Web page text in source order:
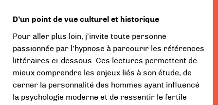
D’un point de vue culturel et historique
Pour aller plus loin, j’invite toute personne
passionnée par l’hypnoseà parcourir les références
littéraires ci-dessous. Ces lectures permettent de
mieux comprendre les enjeux liés à son étude, de
cerner la personnalité des hommes ayant influencé
la psychologie moderne et de ressentir le fertile